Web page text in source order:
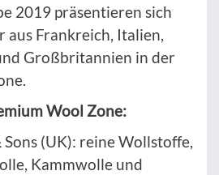
2019 präsentieren sich
aus Frankreich, Italien,
Großbritannien in der
Wool Zone:
(UK): reine Wollstoffe,
Kammwolle und